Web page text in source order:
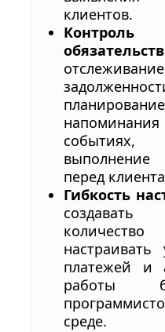
клиентов.
Контроль
событиях,
перед
Гибкость
платежей и
работы
среде.